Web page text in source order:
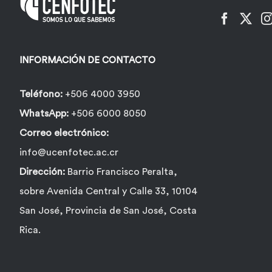
elegir
de
producto
INFORMACIÓN DE CONTACTO
Teléfono: +506 4000 3950
WhatsApp: +506 6000 8050
Correo electrónico:
info@ucenfotec.ac.cr
Dirección: Barrio Francisco Peralta,
sobre Avenida Central y Calle 33, 10104
San José, Provincia de San José, Costa
Rica.